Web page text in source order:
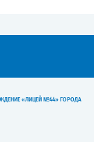
«ЛИЦЕЙ №44» ГОРОДА